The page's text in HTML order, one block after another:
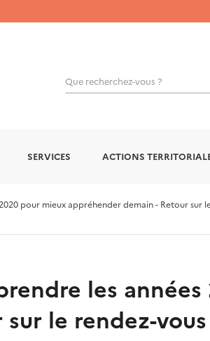
Que recherchez-vous ?
SERVICES ACTIONS
pour mieux appréhender demain - Retour sur
les années
le rendez-